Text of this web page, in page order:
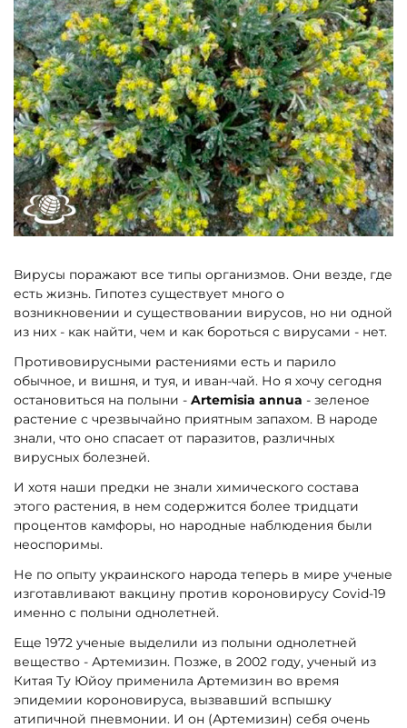
Вирусы поражают все типы организмов. Они везде, где
есть жизнь. Гипотез существует много о
возникновении и существовании вирусов, но ни одной
из них - как найти, чем и как бороться с вирусами - нет.
Противовирусными растениями есть и парило
обычное, и вишня, и туя, и иван-чай. Но я хочу сегодня
остановиться на полыни - Artemisia annua - зеленое
растение с чрезвычайно приятным запахом. В народе
знали, что оно спасает от паразитов, различных
вирусных болезней.
И хотя наши предки не знали химического состава
этого растения, в нем содержится более тридцати
процентов камфоры, но народные наблюдения были
неоспоримы.
Не по опыту украинского народа теперь в мире ученые
изготавливают вакцину против короновирусу Covid-19
именно с полыни однолетней.
Еще 1972 ученые выделили из полыни однолетней
вещество - Артемизин. Позже, в 2002 году, ученый из
Китая Ту Юйоу применила Артемизин во время
эпидемии короновируса, вызвавший вспышку
атипичной пневмонии. И он (Артемизин) себя очень